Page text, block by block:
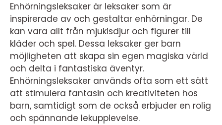
Enhörningsleksaker är leksaker som är
inspirerade av och gestaltar enhörningar. De
kan vara allt från mjukisdjur och figurer till
kläder och spel. Dessa leksaker ger barn
möjligheten att skapa sin egen magiska värld
och delta i fantastiska äventyr.
Enhörningsleksaker används ofta som ett sätt
att stimulera fantasin och kreativiteten hos
barn, samtidigt som de också erbjuder en rolig
och spännande lekupplevelse.